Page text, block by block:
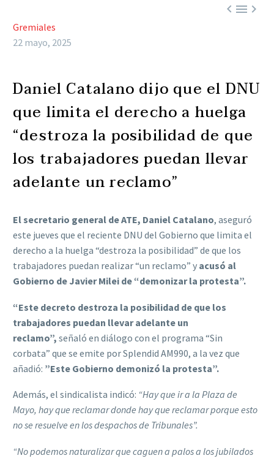

Gremiales
22 mayo, 2025
Daniel Catalano dijo que el DNU
que limita el derecho a huelga
“destroza la posibilidad de que
los trabajadores puedan llevar
adelante un reclamo”
El secretario general de ATE, Daniel Catalano, aseguró
este jueves que el reciente DNU del Gobierno que limita el
derecho a la huelga “destroza la posibilidad” de que los
trabajadores puedan realizar “un reclamo” y acusó al
Gobierno de Javier Milei de “demonizar la protesta”.
“Este decreto destroza la posibilidad de que los
trabajadores puedan llevar adelante un
reclamo”, señaló en diálogo con el programa “Sin
corbata” que se emite por Splendid AM990, a la vez que
añadió: ”Este Gobierno demonizó la protesta”.
Además, el sindicalista indicó: “Hay que ir a la Plaza de
Mayo, hay que reclamar donde hay que reclamar porque esto
no se resuelve en los despachos de Tribunales”.
“No podemos naturalizar que caguen a palos a los jubilados